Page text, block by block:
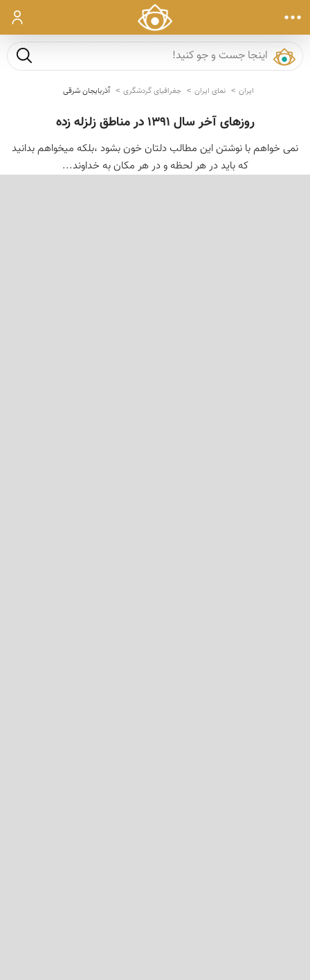
ورود
جست و
ایران نمای ایران جغرافیای گردشگری آذربایجان شرقی
روزهای آخر سال 1391 در مناطق زلزله زده
نمی خواهم با نوشتن این مطالب دلتان خون بشود ،بلكه میخواهم بدانید
كه باید در هر لحظه و در هر مكان به خداوند...